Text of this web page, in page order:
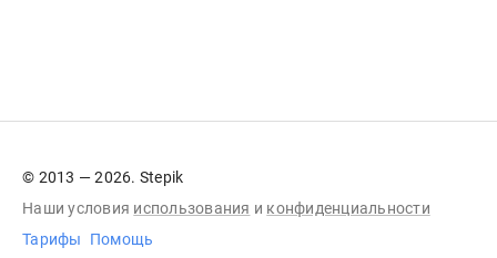
© 2013 — 2026. Stepik
Наши условия использования и конфиденциальности
Тарифы
Помощь